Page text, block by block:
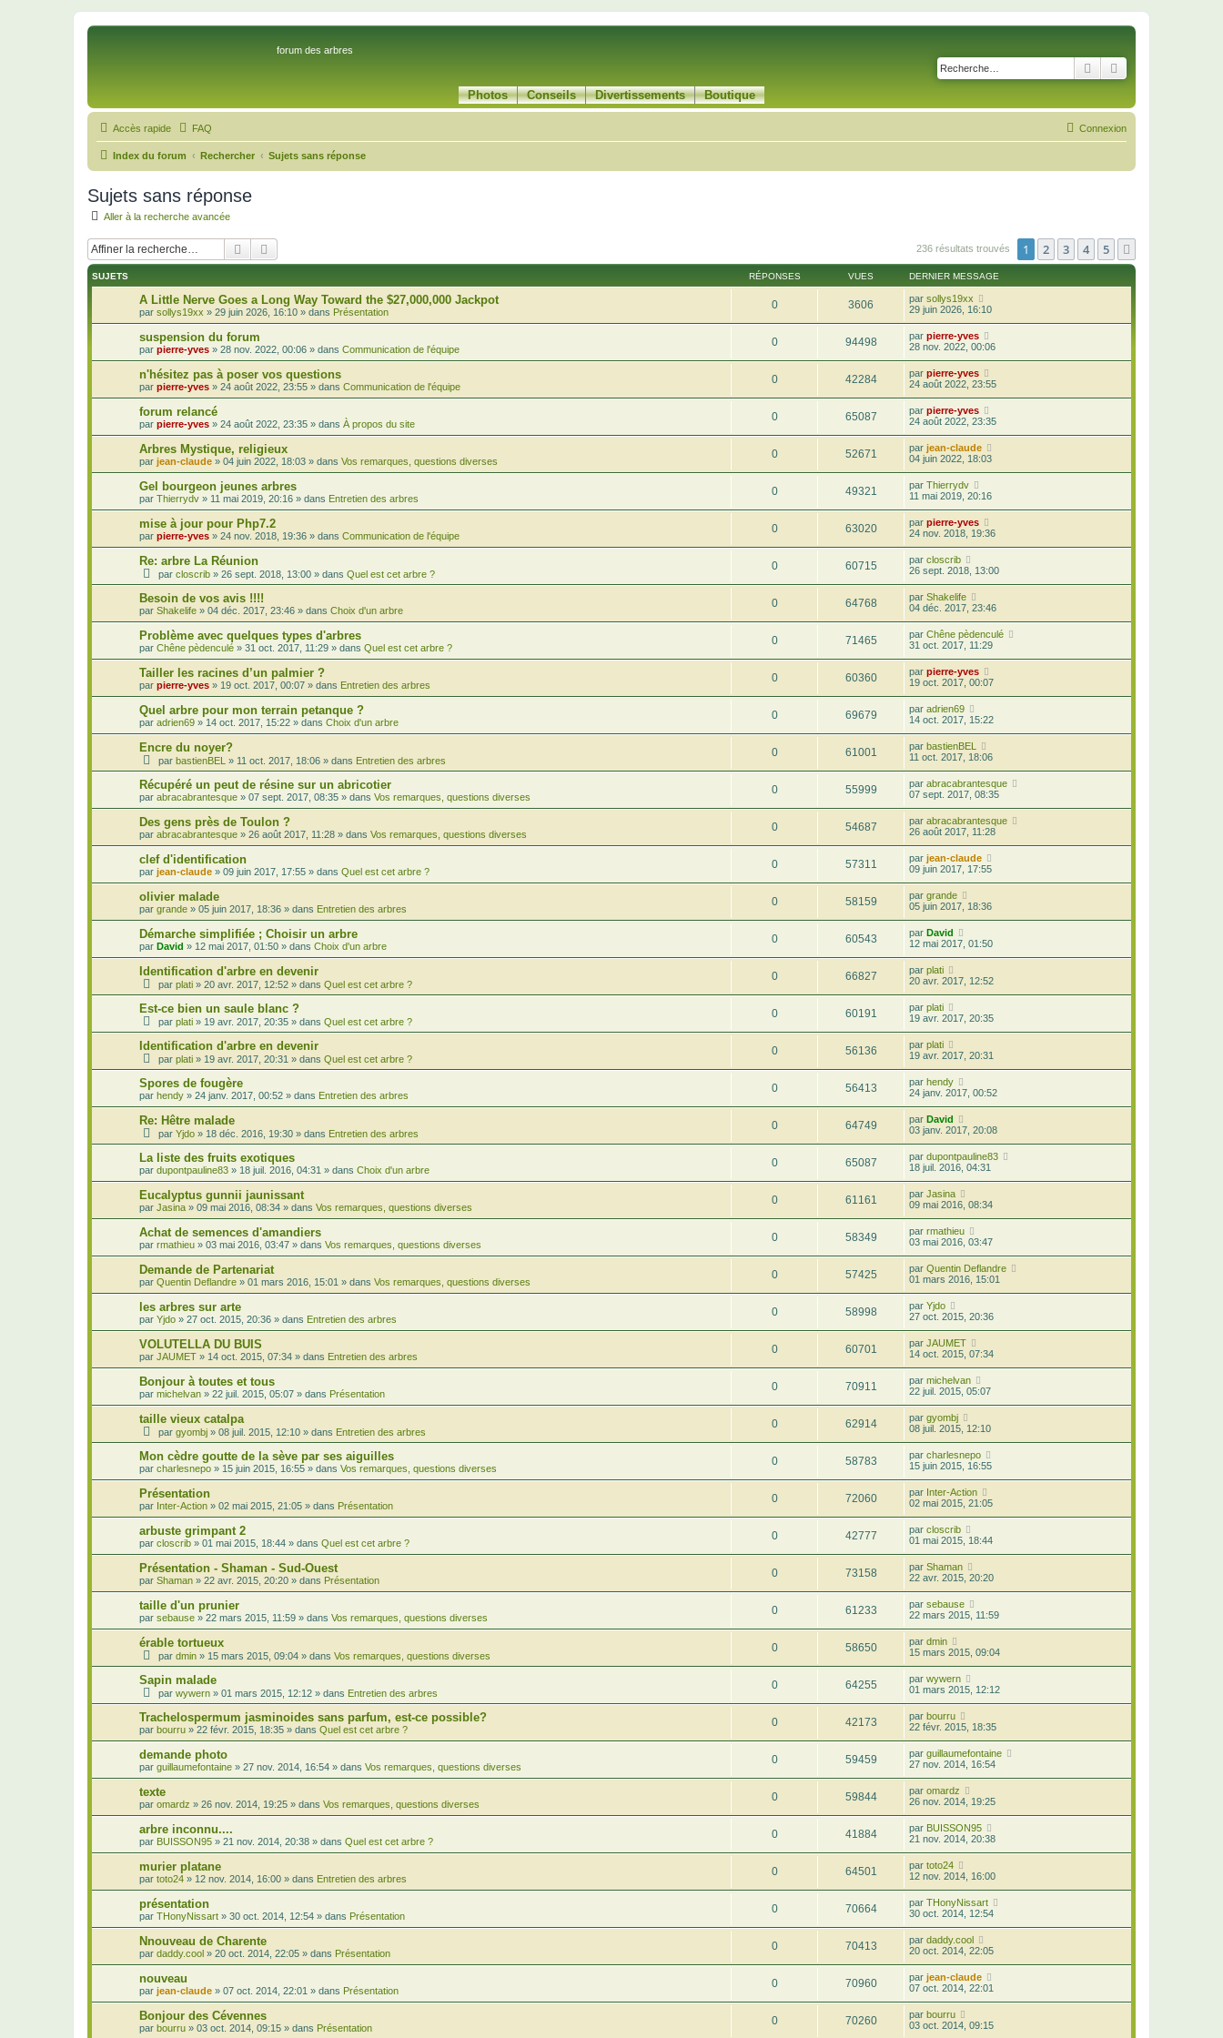
forum des arbres
Rechercher
Photos Conseils Divertissements Boutique
Accès rapide FAQ Connexion
Index du forum Rechercher Sujets sans réponse
Sujets sans réponse
Aller à la recherche avancée
Rechercher 236 résultats trouvés 1 2 3 4 5
SUJETS RÉPONSES VUES DERNIER MESSAGE
A Little Nerve Goes a Long Way Toward the $27,000,000 Jackpot
par sollys19xx » 29 juin 2026, 16:10 » dans Présentation
0 3606 par sollys19xx
29 juin 2026, 16:10
suspension du forum
par pierre-yves » 28 nov. 2022, 00:06 » dans Communication de l'équipe
0 94498 par pierre-yves
28 nov. 2022, 00:06
n'hésitez pas à poser vos questions
par pierre-yves » 24 août 2022, 23:55 » dans Communication de l'équipe
0 42284 par pierre-yves
24 août 2022, 23:55
forum relancé
par pierre-yves » 24 août 2022, 23:35 » dans À propos du site
0 65087 par pierre-yves
24 août 2022, 23:35
Arbres Mystique, religieux
par jean-claude » 04 juin 2022, 18:03 » dans Vos remarques, questions diverses
0 52671 par jean-claude
04 juin 2022, 18:03
Gel bourgeon jeunes arbres
par Thierrydv » 11 mai 2019, 20:16 » dans Entretien des arbres
0 49321 par Thierrydv
11 mai 2019, 20:16
mise à jour pour Php7.2
par pierre-yves » 24 nov. 2018, 19:36 » dans Communication de l'équipe
0 63020 par pierre-yves
24 nov. 2018, 19:36
Re: arbre La Réunion
par closcrib » 26 sept. 2018, 13:00 » dans Quel est cet arbre ?
0 60715 par closcrib
26 sept. 2018, 13:00
Besoin de vos avis !!!!
par Shakelife » 04 déc. 2017, 23:46 » dans Choix d'un arbre
0 64768 par Shakelife
04 déc. 2017, 23:46
Problème avec quelques types d'arbres
par Chêne pèdenculé » 31 oct. 2017, 11:29 » dans Quel est cet arbre ?
0 71465 par Chêne pèdenculé
31 oct. 2017, 11:29
Tailler les racines d’un palmier ?
par pierre-yves » 19 oct. 2017, 00:07 » dans Entretien des arbres
0 60360 par pierre-yves
19 oct. 2017, 00:07
Quel arbre pour mon terrain petanque ?
par adrien69 » 14 oct. 2017, 15:22 » dans Choix d'un arbre
0 69679 par adrien69
14 oct. 2017, 15:22
Encre du noyer?
par bastienBEL » 11 oct. 2017, 18:06 » dans Entretien des arbres
0 61001 par bastienBEL
11 oct. 2017, 18:06
Récupéré un peut de résine sur un abricotier
par abracabrantesque » 07 sept. 2017, 08:35 » dans Vos remarques, questions diverses
0 55999 par abracabrantesque
07 sept. 2017, 08:35
Des gens près de Toulon ?
par abracabrantesque » 26 août 2017, 11:28 » dans Vos remarques, questions diverses
0 54687 par abracabrantesque
26 août 2017, 11:28
clef d'identification
par jean-claude » 09 juin 2017, 17:55 » dans Quel est cet arbre ?
0 57311 par jean-claude
09 juin 2017, 17:55
olivier malade
par grande » 05 juin 2017, 18:36 » dans Entretien des arbres
0 58159 par grande
05 juin 2017, 18:36
Démarche simplifiée ; Choisir un arbre
par David » 12 mai 2017, 01:50 » dans Choix d'un arbre
0 60543 par David
12 mai 2017, 01:50
Identification d'arbre en devenir
par plati » 20 avr. 2017, 12:52 » dans Quel est cet arbre ?
0 66827 par plati
20 avr. 2017, 12:52
Est-ce bien un saule blanc ?
par plati » 19 avr. 2017, 20:35 » dans Quel est cet arbre ?
0 60191 par plati
19 avr. 2017, 20:35
Identification d'arbre en devenir
par plati » 19 avr. 2017, 20:31 » dans Quel est cet arbre ?
0 56136 par plati
19 avr. 2017, 20:31
Spores de fougère
par hendy » 24 janv. 2017, 00:52 » dans Entretien des arbres
0 56413 par hendy
24 janv. 2017, 00:52
Re: Hêtre malade
par Yjdo » 18 déc. 2016, 19:30 » dans Entretien des arbres
0 64749 par David
03 janv. 2017, 20:08
La liste des fruits exotiques
par dupontpauline83 » 18 juil. 2016, 04:31 » dans Choix d'un arbre
0 65087 par dupontpauline83
18 juil. 2016, 04:31
Eucalyptus gunnii jaunissant
par Jasina » 09 mai 2016, 08:34 » dans Vos remarques, questions diverses
0 61161 par Jasina
09 mai 2016, 08:34
Achat de semences d'amandiers
par rmathieu » 03 mai 2016, 03:47 » dans Vos remarques, questions diverses
0 58349 par rmathieu
03 mai 2016, 03:47
Demande de Partenariat
par Quentin Deflandre » 01 mars 2016, 15:01 » dans Vos remarques, questions diverses
0 57425 par Quentin Deflandre
01 mars 2016, 15:01
les arbres sur arte
par Yjdo » 27 oct. 2015, 20:36 » dans Entretien des arbres
0 58998 par Yjdo
27 oct. 2015, 20:36
VOLUTELLA DU BUIS
par JAUMET » 14 oct. 2015, 07:34 » dans Entretien des arbres
0 60701 par JAUMET
14 oct. 2015, 07:34
Bonjour à toutes et tous
par michelvan » 22 juil. 2015, 05:07 » dans Présentation
0 70911 par michelvan
22 juil. 2015, 05:07
taille vieux catalpa
par gyombj » 08 juil. 2015, 12:10 » dans Entretien des arbres
0 62914 par gyombj
08 juil. 2015, 12:10
Mon cèdre goutte de la sève par ses aiguilles
par charlesnepo » 15 juin 2015, 16:55 » dans Vos remarques, questions diverses
0 58783 par charlesnepo
15 juin 2015, 16:55
Présentation
par Inter-Action » 02 mai 2015, 21:05 » dans Présentation
0 72060 par Inter-Action
02 mai 2015, 21:05
arbuste grimpant 2
par closcrib » 01 mai 2015, 18:44 » dans Quel est cet arbre ?
0 42777 par closcrib
01 mai 2015, 18:44
Présentation - Shaman - Sud-Ouest
par Shaman » 22 avr. 2015, 20:20 » dans Présentation
0 73158 par Shaman
22 avr. 2015, 20:20
taille d'un prunier
par sebause » 22 mars 2015, 11:59 » dans Vos remarques, questions diverses
0 61233 par sebause
22 mars 2015, 11:59
érable tortueux
par dmin » 15 mars 2015, 09:04 » dans Vos remarques, questions diverses
0 58650 par dmin
15 mars 2015, 09:04
Sapin malade
par wywern » 01 mars 2015, 12:12 » dans Entretien des arbres
0 64255 par wywern
01 mars 2015, 12:12
Trachelospermum jasminoides sans parfum, est-ce possible?
par bourru » 22 févr. 2015, 18:35 » dans Quel est cet arbre ?
0 42173 par bourru
22 févr. 2015, 18:35
demande photo
par guillaumefontaine » 27 nov. 2014, 16:54 » dans Vos remarques, questions diverses
0 59459 par guillaumefontaine
27 nov. 2014, 16:54
texte
par omardz » 26 nov. 2014, 19:25 » dans Vos remarques, questions diverses
0 59844 par omardz
26 nov. 2014, 19:25
arbre inconnu....
par BUISSON95 » 21 nov. 2014, 20:38 » dans Quel est cet arbre ?
0 41884 par BUISSON95
21 nov. 2014, 20:38
murier platane
par toto24 » 12 nov. 2014, 16:00 » dans Entretien des arbres
0 64501 par toto24
12 nov. 2014, 16:00
présentation
par THonyNissart » 30 oct. 2014, 12:54 » dans Présentation
0 70664 par THonyNissart
30 oct. 2014, 12:54
Nnouveau de Charente
par daddy.cool » 20 oct. 2014, 22:05 » dans Présentation
0 70413 par daddy.cool
20 oct. 2014, 22:05
nouveau
par jean-claude » 07 oct. 2014, 22:01 » dans Présentation
0 70960 par jean-claude
07 oct. 2014, 22:01
Bonjour des Cévennes
par bourru » 03 oct. 2014, 09:15 » dans Présentation
0 70260 par bourru
03 oct. 2014, 09:15